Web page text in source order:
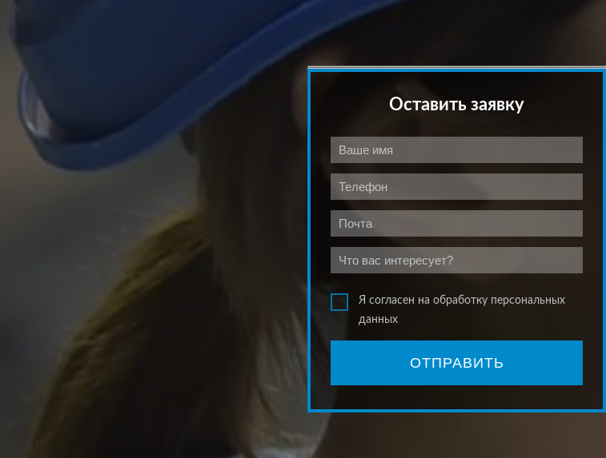
Оставить заявку
Я согласен на обработку персональных
данных